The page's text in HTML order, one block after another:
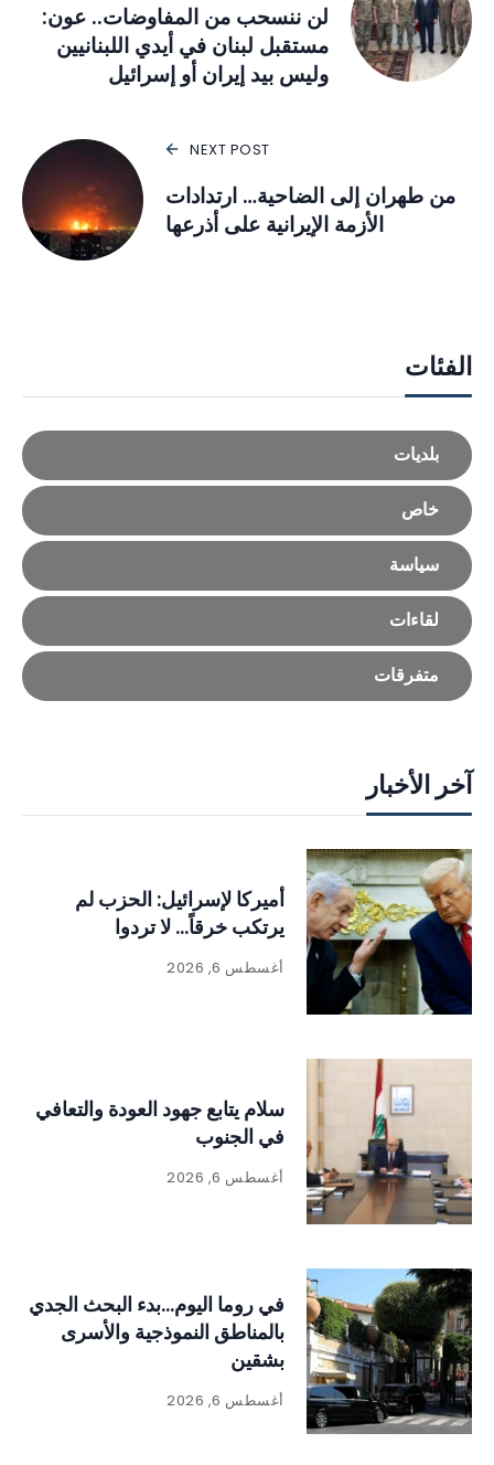
لن ننسحب من المفاوضات.. عون:
مستقبل لبنان في أيدي اللبنانيين
وليس بيد إيران أو إسرائيل
NEXT POST
من طهران إلى الضاحية… ارتدادات
الأزمة الإيرانية على أذرعها
الفئات
بلديات
خاص
سياسة
لقاءات
متفرقات
آخر الأخبار
أميركا لإسرائيل: الحزب لم
يرتكب خرقاً… لا تردوا
أغسطس 6, 2026
سلام يتابع جهود العودة والتعافي
في الجنوب
أغسطس 6, 2026
في روما اليوم…بدء البحث الجدي
بالمناطق النموذجية والأسرى
بشقين
أغسطس 6, 2026